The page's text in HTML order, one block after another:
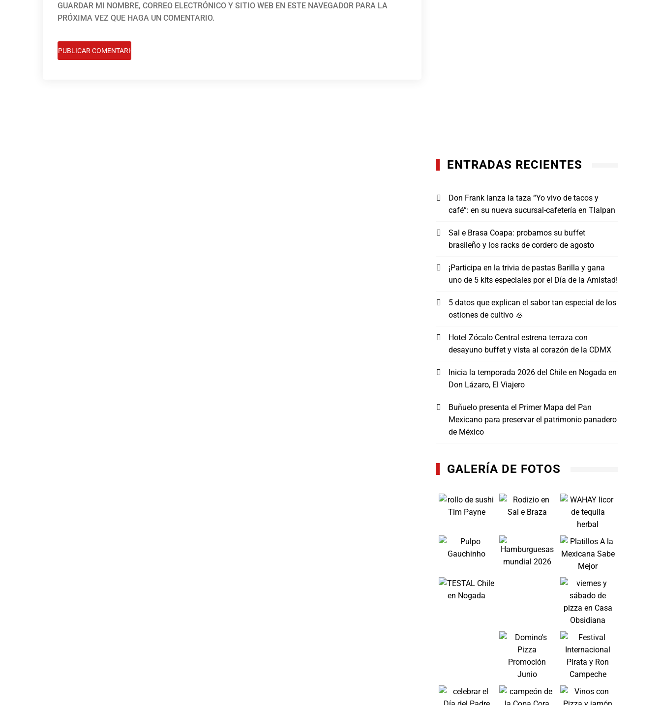
GUARDAR MI NOMBRE, CORREO ELECTRÓNICO Y SITIO WEB EN ESTE NAVEGADOR PARA LA
PRÓXIMA VEZ QUE HAGA UN COMENTARIO.
ENTRADAS RECIENTES
Don Frank lanza la taza “Yo vivo de tacos y
café”: en su nueva sucursal-cafetería en Tlalpan
Sal e Brasa Coapa: probamos su buffet
brasileño y los racks de cordero de agosto
¡Participa en la trivia de pastas Barilla y gana
uno de 5 kits especiales por el Día de la Amistad!
5 datos que explican el sabor tan especial de los
ostiones de cultivo 🦪
Hotel Zócalo Central estrena terraza con
desayuno buffet y vista al corazón de la CDMX
Inicia la temporada 2026 del Chile en Nogada en
Don Lázaro, El Viajero
Buñuelo presenta el Primer Mapa del Pan
Mexicano para preservar el patrimonio panadero
de México
GALERÍA DE FOTOS